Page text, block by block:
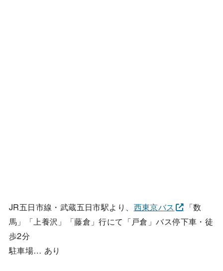
JR五日市線・武蔵五日市駅より、 西東京バス
「数
馬」「上養沢」「藤倉」行にて「戸倉」バス停下車・徒
歩2分
駐車場… あり